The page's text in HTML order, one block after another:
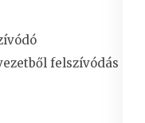
felszívódás